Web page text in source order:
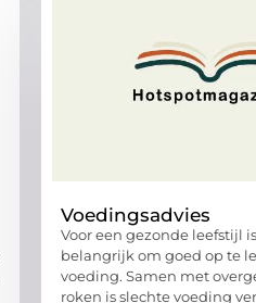
Voedingsadvies
Voor een gezonde leefstijl
belangrijk om goed op te
voeding. Samen met
roken is slechte voeding